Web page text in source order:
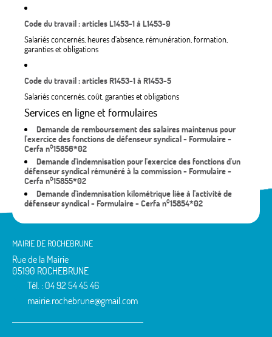
Code du travail : articles L1453-1 à L1453-9
Salariés concernés, heures d'absence, rémunération, formation,
garanties et obligations
Code du travail : articles R1453-1 à R1453-5
Salariés concernés, coût, garanties et obligations
Services en ligne et formulaires
Demande de remboursement des salaires maintenus pour
l'exercice des fonctions de défenseur syndical - Formulaire -
Cerfa n°15856*02
Demande d'indemnisation pour l'exercice des fonctions d'un
défenseur syndical rémunéré à la commission - Formulaire -
Cerfa n°15855*02
Demande d'indemnisation kilométrique liée à l'activité de
défenseur syndical - Formulaire - Cerfa n°15854*02
MAIRIE DE ROCHEBRUNE
Rue de la Mairie
05190 ROCHEBRUNE
Tél. : 04 92 54 45 46
mairie.rochebrune@gmail.com